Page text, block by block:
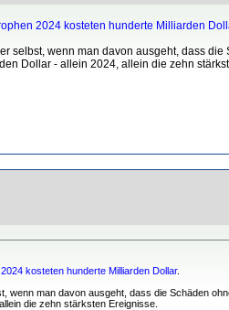
2024 kosteten hunderte Milliarden
selbst, wenn man davon ausgeht, dass
Dollar - allein 2024, allein die zehn
kosteten hunderte Milliarden Dollar.
man davon ausgeht, dass die Schäden
die zehn stärksten Ereignisse.